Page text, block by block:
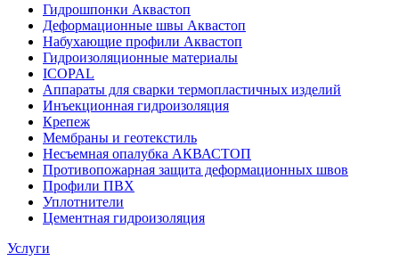
Гидрошпонки Аквастоп
Деформационные швы Аквастоп
Набухающие профили Аквастоп
Гидроизоляционные материалы
ICOPAL
Аппараты для сварки термопластичных изделий
Инъекционная гидроизоляция
Крепеж
Мембраны и геотекстиль
Несъемная опалубка АКВАСТОП
Противопожарная защита деформационных швов
Профили ПВХ
Уплотнители
Цементная гидроизоляция
Услуги